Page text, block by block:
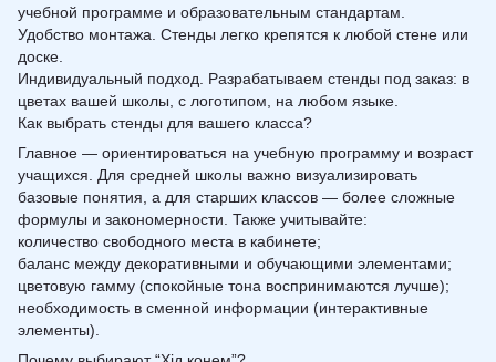
учебной программе и образовательным стандартам.
Удобство монтажа. Стенды легко крепятся к любой стене или
доске.
Индивидуальный подход. Разрабатываем стенды под заказ: в
цветах вашей школы, с логотипом, на любом языке.
Как выбрать стенды для вашего класса?
Главное — ориентироваться на учебную программу и возраст
учащихся. Для средней школы важно визуализировать
базовые понятия, а для старших классов — более сложные
формулы и закономерности. Также учитывайте:
количество свободного места в кабинете;
баланс между декоративными и обучающими элементами;
цветовую гамму (спокойные тона воспринимаются лучше);
необходимость в сменной информации (интерактивные
элементы).